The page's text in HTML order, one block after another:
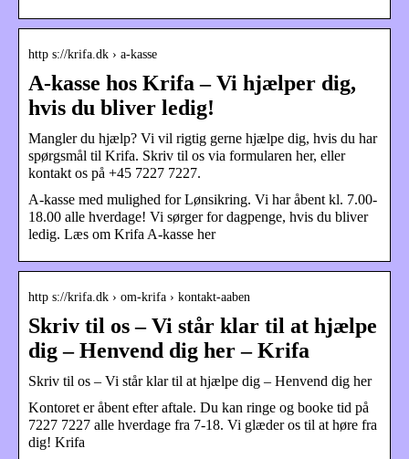
http s://krifa.dk › a-kasse
A-kasse hos Krifa – Vi hjælper dig,
hvis du bliver ledig!
Mangler du hjælp? Vi vil rigtig gerne hjælpe dig, hvis du har
spørgsmål til Krifa. Skriv til os via formularen her, eller
kontakt os på +45 7227 7227.
A-kasse med mulighed for Lønsikring. Vi har åbent kl. 7.00-
18.00 alle hverdage! Vi sørger for dagpenge, hvis du bliver
ledig. Læs om Krifa A-kasse her
http s://krifa.dk › om-krifa › kontakt-aaben
Skriv til os – Vi står klar til at hjælpe
dig – Henvend dig her – Krifa
Skriv til os – Vi står klar til at hjælpe dig – Henvend dig her
Kontoret er åbent efter aftale. Du kan ringe og booke tid på
7227 7227 alle hverdage fra 7-18. Vi glæder os til at høre fra
dig! Krifa